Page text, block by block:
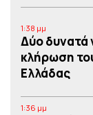
1:38 μμ
Δύο δυνατά
κλήρωση
Ελλάδας
1:36 μμ